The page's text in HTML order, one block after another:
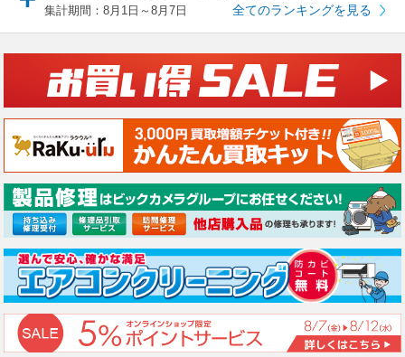
集計期間：8月1日～8月7日 全てのランキングを見る